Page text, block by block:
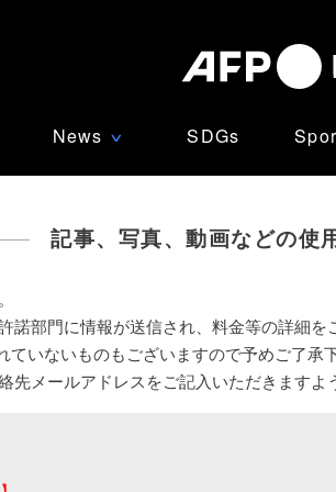
News ∨ SDGs
記事、写真、動画などの使
諾部門に情報が送信され、料金等の詳細を
いないものもございますので予めご了承
先メールアドレスをご記入いただきますよ